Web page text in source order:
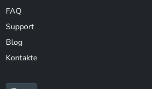
FAQ
Support
Blog
Kontakte